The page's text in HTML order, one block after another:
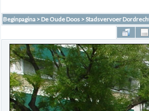
Beginpagina > De Oude Doos >Stadsvervoer